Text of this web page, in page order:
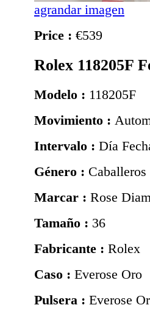
agrandar imagen
Price : €539
Rolex 118205F
Modelo : 118205F
Movimiento :
Intervalo : Día
Género : Caballeros
Marcar : Rose
Tamaño : 36
Fabricante : Rolex
Caso : Everose Oro
Pulsera : Everose